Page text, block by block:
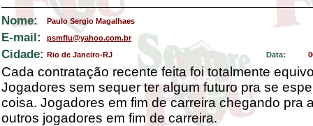
Nome: Paulo Sergio Magalhaes
E-mail: psmflu@yahoo.com.br
Cidade: Rio de Janeiro-RJ Data:
Cada contratação recente feita foi totalmente
Jogadores sem sequer ter algum futuro pra se
coisa. Jogadores em fim de carreira chegando pra
outros jogadores em fim de carreira.